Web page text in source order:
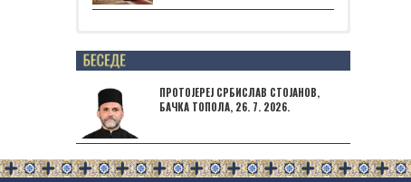
Posts not found
ПРОТОЈЕРЕЈ СРБИСЛАВ СТОЈАНОВ,
БАЧКА ТОПОЛА, 26. 7. 2026.